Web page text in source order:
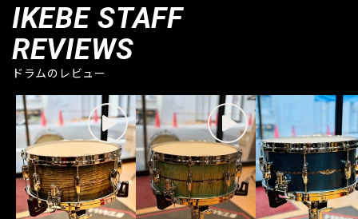
IKEBE STAFF
REVIEWS
ドラムのレビュー